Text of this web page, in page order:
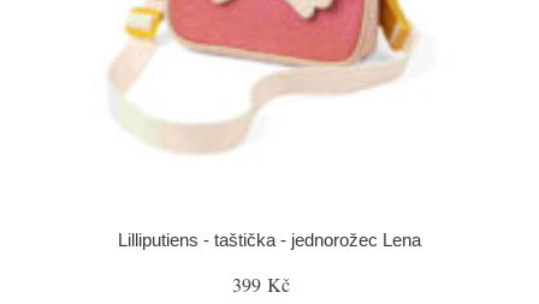
Lilliputiens - taštička - jednorožec Lena
399 Kč